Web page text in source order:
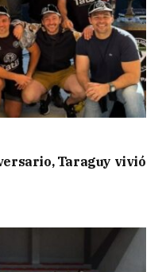
Taraguy vivió